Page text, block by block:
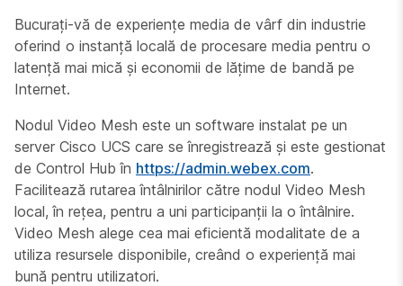
Bucurați-vă de experiențe media de vârf din industrie
oferind o instanță locală de procesare media pentru o
latență mai mică și economii de lățime de bandă pe
Internet.
Nodul Video Mesh este un software instalat pe un
server Cisco UCS care se înregistrează și este gestionat
de Control Hub în https://admin.webex.com.
Facilitează rutarea întâlnirilor către nodul Video Mesh
local, în rețea, pentru a uni participanții la o întâlnire.
Video Mesh alege cea mai eficientă modalitate de a
utiliza resursele disponibile, creând o experiență mai
bună pentru utilizatori.